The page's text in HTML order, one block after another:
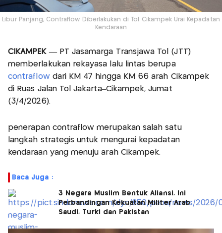
Libur Panjang, Contraflow Diberlakukan di Tol Cikampek Urai Kepadatan
Kendaraan
CIKAMPEK— PT Jasamarga Transjawa Tol (JTT)
memberlakukan rekayasa lalu lintas berupa
contraflowdari KM 47 hingga KM 66 arah Cikampek
di Ruas Jalan Tol Jakarta–Cikampek, Jumat
(3/4/2026).
penerapan contraflow merupakan salah satu
langkah strategis untuk mengurai kepadatan
kendaraan yang menuju arah Cikampek.
Baca Juga :
3 Negara Muslim Bentuk Aliansi, Ini
Perbandingan Kekuatan Militer Arab
Saudi, Turki dan Pakistan